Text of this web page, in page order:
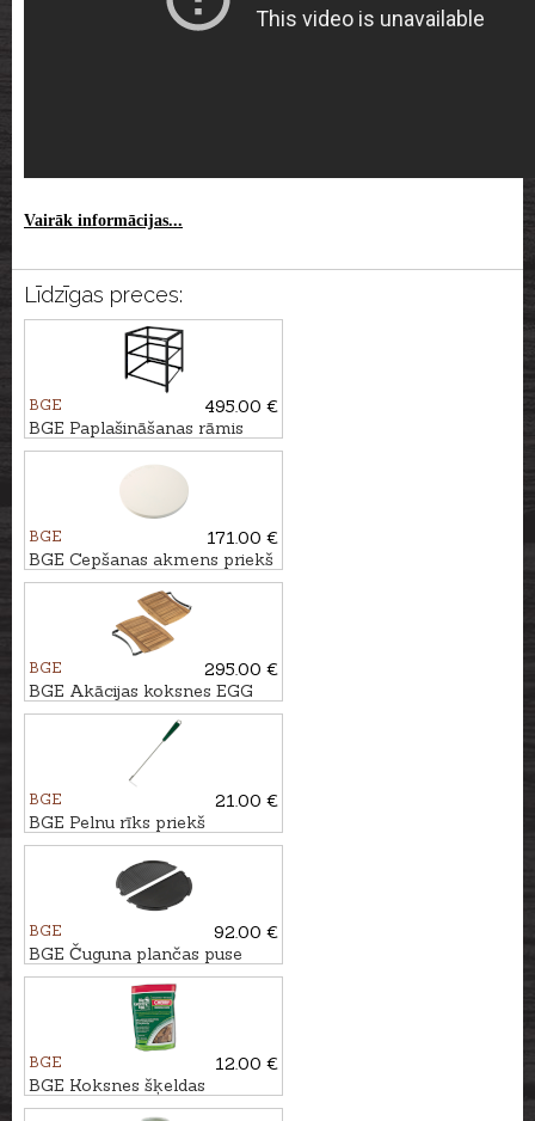
Vairāk informācijas...
Līdzīgas preces:
BGE
495.00 €
BGE Paplašināšanas rāmis
BGE
171.00 €
BGE Cepšanas akmens priekš
XLarge grila
BGE
295.00 €
BGE Akācijas koksnes EGG
Mates sānu galdiņi priekš
BGE
21.00 €
BGE Pelnu rīks priekš
MiniMax, Small un Mini griliem
BGE
92.00 €
BGE Čuguna plančas puse
priekš Large grila
BGE
12.00 €
BGE Koksnes šķeldas
ĶIRŠKOKS, 2,9L